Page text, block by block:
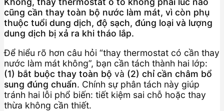
cũng cần thay toàn bộ nước làm mát, vì còn phụ
thuộc tuổi dung dịch, độ sạch, đúng loại và lượng
dung dịch bị xả ra khi tháo lắp.
Để hiểu rõ hơn câu hỏi “thay thermostat có cần thay
nước làm mát không”, bạn cần tách thành hai lớp:
(1) bắt buộc thay toàn bộ và (2) chỉ cần châm bổ
sung đúng chuẩn. Chính sự phân tách này giúp
tránh hai lỗi phổ biến: tiết kiệm sai chỗ hoặc thay
thừa không cần thiết.